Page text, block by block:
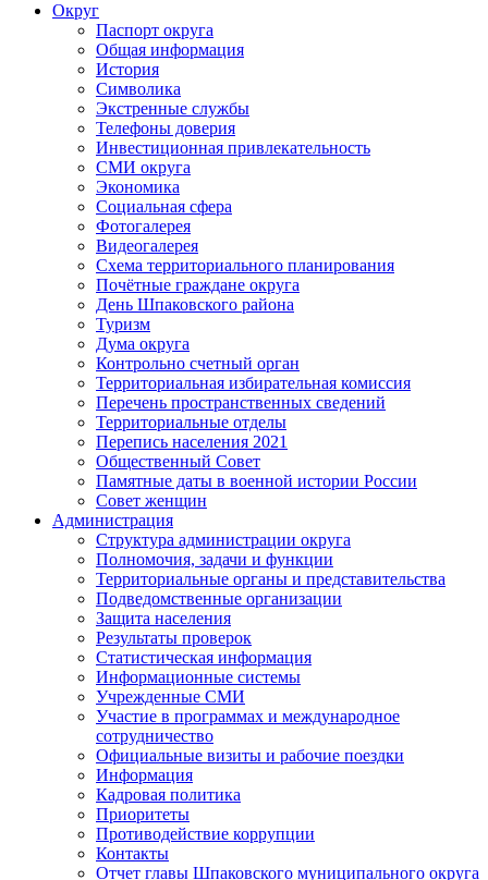
Округ
Паспорт округа
Общая информация
История
Символика
Экстренные службы
Телефоны доверия
Инвестиционная привлекательность
СМИ округа
Экономика
Социальная сфера
Фотогалерея
Видеогалерея
Схема территориального планирования
Почётные граждане округа
День Шпаковского района
Туризм
Дума округа
Контрольно счетный орган
Территориальная избирательная комиссия
Перечень пространственных сведений
Территориальные отделы
Перепись населения 2021
Общественный Совет
Памятные даты в военной истории России
Совет женщин
Администрация
Структура администрации округа
Полномочия, задачи и функции
Территориальные органы и представительства
Подведомственные организации
Защита населения
Результаты проверок
Статистическая информация
Информационные системы
Учрежденные СМИ
Участие в программах и международное
сотрудничество
Официальные визиты и рабочие поездки
Информация
Кадровая политика
Приоритеты
Противодействие коррупции
Контакты
Отчет главы Шпаковского муниципального округа